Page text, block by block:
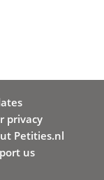
privacy
Petities.nl
us